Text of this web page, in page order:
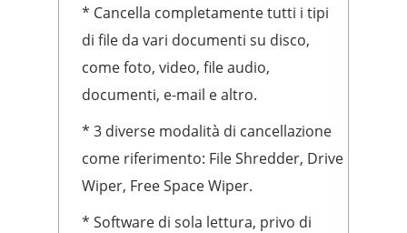
* Cancella completamente tutti i tipi
di file da vari documenti su disco,
come foto, video, file audio,
documenti, e-mail e altro.
* 3 diverse modalità di cancellazione
come riferimento: File Shredder, Drive
Wiper, Free Space Wiper.
* Software di sola lettura, privo di